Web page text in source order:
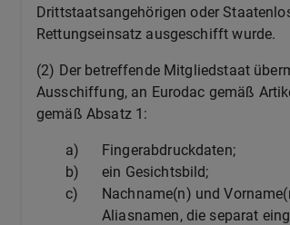
Drittstaatsangehörigen oder
Rettungseinsatz ausgeschifft wurde.
(2) Der betreffende Mitgliedstaat
Ausschiffung, an Eurodac gemäß
gemäß Absatz 1:
a)
Fingerabdruckdaten;
b)
ein Gesichtsbild;
c)
Nachname(n) und
Aliasnamen, die separat